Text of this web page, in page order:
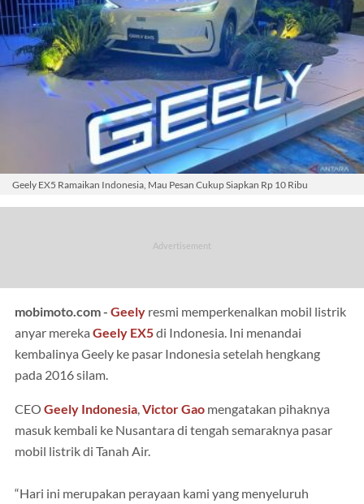
Geely EX5 Ramaikan Indonesia, Mau Pesan Cukup Siapkan Rp 10 Ribu
mobimoto.com - Geely resmi memperkenalkan mobil listrik
anyar mereka Geely EX5di Indonesia. Ini menandai
kembalinya Geely ke pasar Indonesia setelah hengkang
pada 2016 silam.
CEO Geely Indonesia Victor Gao mengatakan pihaknya
masuk kembali ke Nusantara di tengah semaraknya pasar
mobil listrik di Tanah Air.
“Hari ini merupakan perayaan kami yang menyeluruh